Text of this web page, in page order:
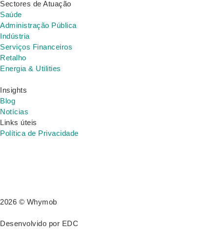
Sectores de Atuação
Saúde
Administração Pública
Indústria
Serviços Financeiros
Retalho
Energia & Utilities
Insights
Blog
Notícias
Links úteis
Política de Privacidade
2026 © Whymob
Desenvolvido por EDC